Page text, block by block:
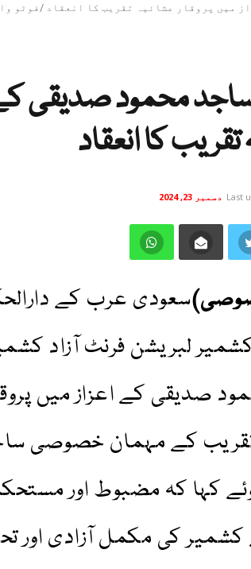
میں پروقار عشائیہ تقریب کا انعقاد /فوٹو
محمود صدیقی
کا انعقاد
Last دسمبر 23, 2024
سعودی عرب کے
لبریشن فرنٹ آزاد
صدیقی کے اعزاز میں
کے مہمان خصوصی
کہا کہ مضبوط اور
کشمیر کی مکمل آزادی اور